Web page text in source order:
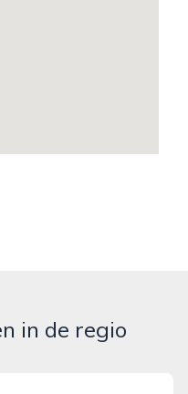
in de regio